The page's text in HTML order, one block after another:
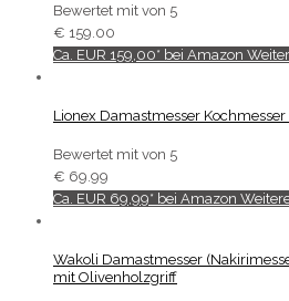
Bewertet mit von 5
€ 159.00
Ca. EUR 159,00* bei Amazon
Lionex Damastmesser
Bewertet mit von 5
€ 69.99
Ca. EUR 69,99* bei Amazon
Wakoli Damastmesser
mit Olivenholzgriff